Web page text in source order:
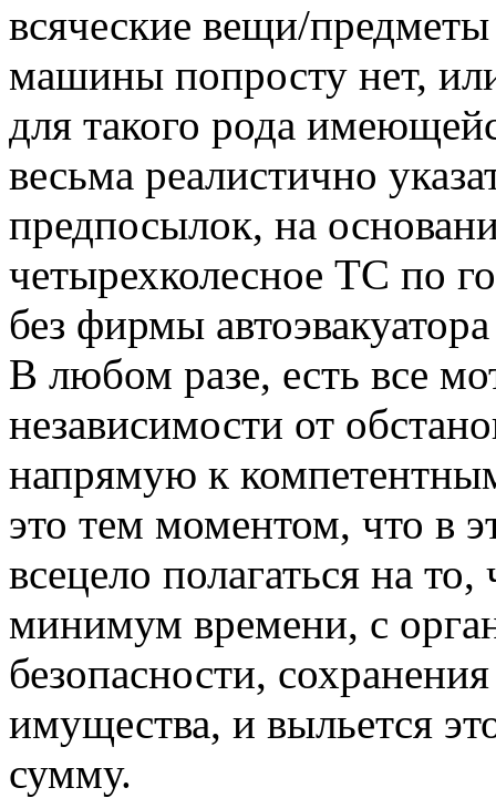
всяческие вещи/
машины попросту нет,
для такого рода
весьма реалистично
предпосылок, на
четырехколесное ТС по
без фирмы
В любом разе, есть все
независимости от
напрямую к
это тем моментом, что в
всецело полагаться на
минимум времени, с
безопасности,
имущества, и выльется
сумму.